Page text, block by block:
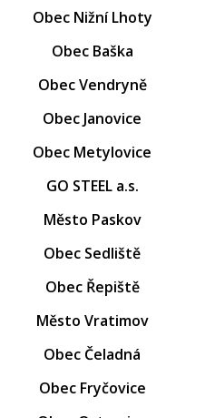
Obec Nižní Lhoty
Obec Baška
Obec Vendryně
Obec Janovice
Obec Metylovice
GO STEEL a.s.
Město Paskov
Obec Sedliště
Obec Řepiště
Město Vratimov
Obec Čeladná
Obec Fryčovice